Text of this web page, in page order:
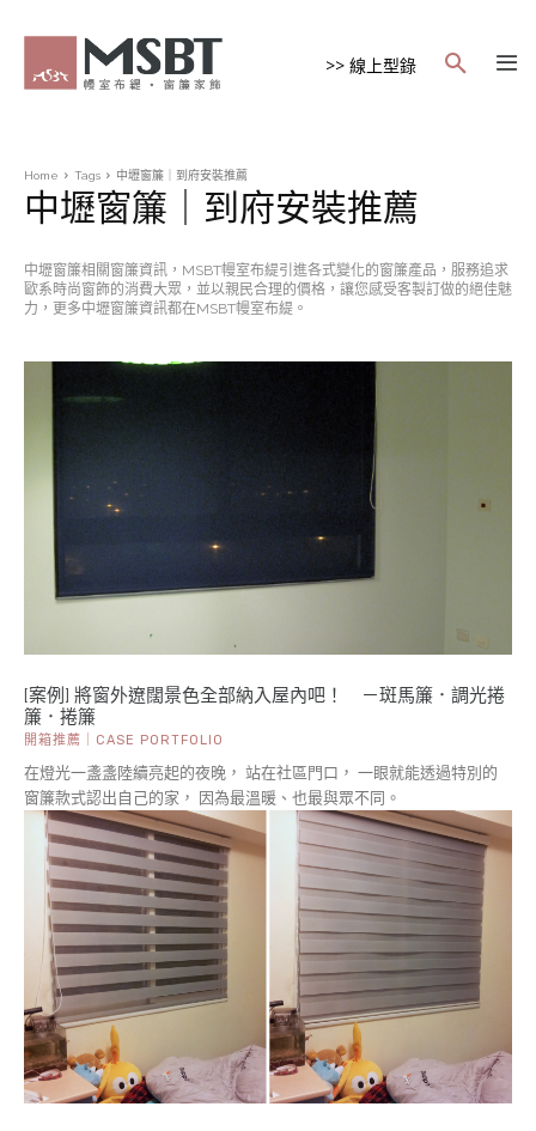
>> 線上型錄
Home Tags 中壢窗簾｜到府安裝推薦
中壢窗簾｜到府安裝推薦
中壢窗簾相關窗簾資訊，MSBT幔室布緹引進各式變化的窗簾產品，服務追求
歐系時尚窗飾的消費大眾，並以親民合理的價格，讓您感受客製訂做的絕佳魅
力，更多中壢窗簾資訊都在MSBT幔室布緹。
[案例] 將窗外遼闊景色全部納入屋內吧！ －斑馬簾．調光捲
簾．捲簾
開箱推薦｜CASE PORTFOLIO
在燈光一盞盞陸續亮起的夜晚， 站在社區門口， 一眼就能透過特別的
窗簾款式認出自己的家， 因為最溫暖、也最與眾不同。